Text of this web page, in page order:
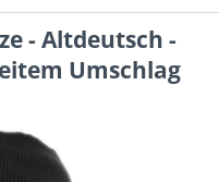
- Altdeutsch -
Umschlag